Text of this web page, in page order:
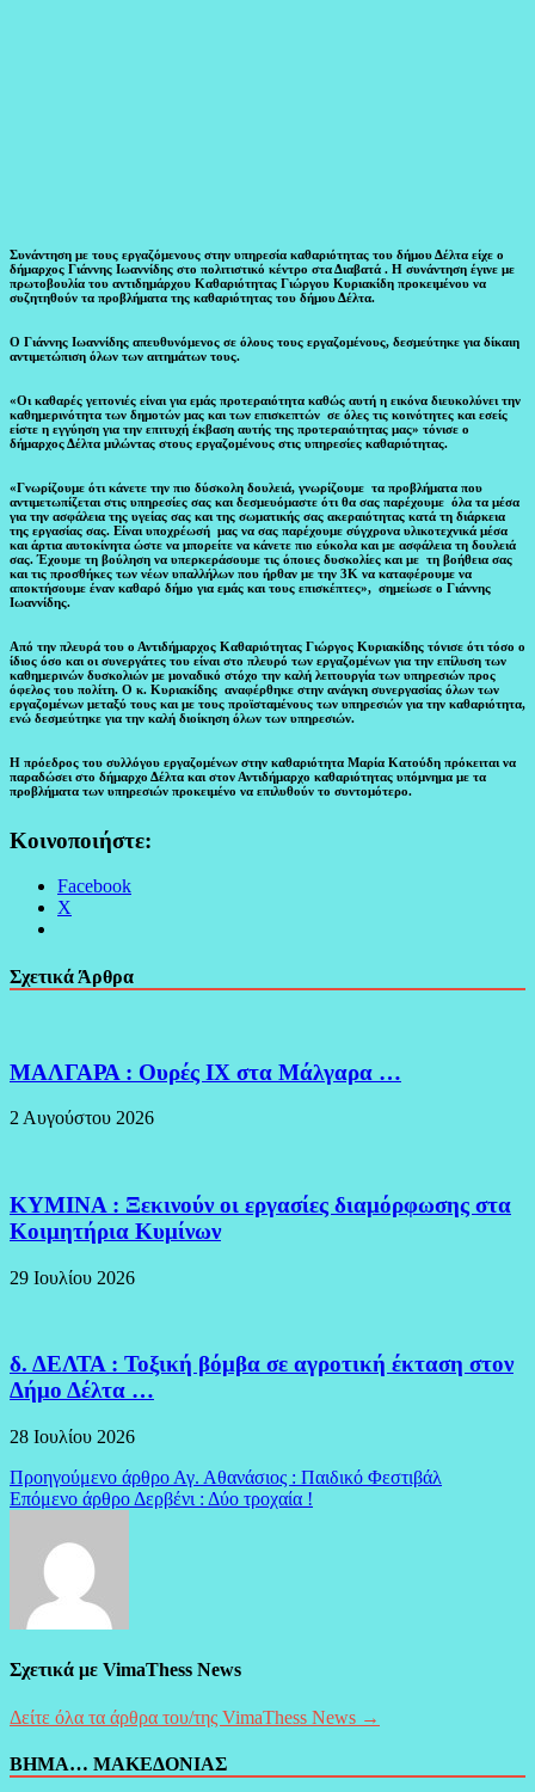
Συνάντηση με τους εργαζόμενους στην υπηρεσία καθαριότητας του δήμου Δέλτα είχε ο
δήμαρχος Γιάννης Ιωαννίδης στο πολιτιστικό κέντρο στα Διαβατά . Η συνάντηση έγινε με
πρωτοβουλία του αντιδημάρχου Καθαριότητας Γιώργου Κυριακίδη προκειμένου να
συζητηθούν τα προβλήματα της καθαριότητας του δήμου Δέλτα.
Ο Γιάννης Ιωαννίδης απευθυνόμενος σε όλους τους εργαζομένους, δεσμεύτηκε για δίκαιη
αντιμετώπιση όλων των αιτημάτων τους.
«Οι καθαρές γειτονιές είναι για εμάς προτεραιότητα καθώς αυτή η εικόνα διευκολύνει την
καθημερινότητα των δημοτών μας και των επισκεπτών σε όλες τις κοινότητες και εσείς
είστε η εγγύηση για την επιτυχή έκβαση αυτής της προτεραιότητας μας» τόνισε ο
δήμαρχος Δέλτα μιλώντας στους εργαζομένους στις υπηρεσίες καθαριότητας.
«Γνωρίζουμε ότι κάνετε την πιο δύσκολη δουλειά, γνωρίζουμε τα προβλήματα που
αντιμετωπίζεται στις υπηρεσίες σας και δεσμευόμαστε ότι θα σας παρέχουμε όλα τα μέσα
για την ασφάλεια της υγείας σας και της σωματικής σας ακεραιότητας κατά τη διάρκεια
της εργασίας σας. Είναι υποχρέωσή μας να σας παρέχουμε σύγχρονα υλικοτεχνικά μέσα
και άρτια αυτοκίνητα ώστε να μπορείτε να κάνετε πιο εύκολα και με ασφάλεια τη δουλειά
σας. Έχουμε τη βούληση να υπερκεράσουμε τις όποιες δυσκολίες και με τη βοήθεια σας
και τις προσθήκες των νέων υπαλλήλων που ήρθαν με την 3Κ να καταφέρουμε να
αποκτήσουμε έναν καθαρό δήμο για εμάς και τους επισκέπτες», σημείωσε ο Γιάννης
Ιωαννίδης.
Από την πλευρά του ο Αντιδήμαρχος Καθαριότητας Γιώργος Κυριακίδης τόνισε ότι τόσο ο
ίδιος όσο και οι συνεργάτες του είναι στο πλευρό των εργαζομένων για την επίλυση των
καθημερινών δυσκολιών με μοναδικό στόχο την καλή λειτουργία των υπηρεσιών προς
όφελος του πολίτη. Ο κ. Κυριακίδης αναφέρθηκε στην ανάγκη συνεργασίας όλων των
εργαζομένων μεταξύ τους και με τους προϊσταμένους των υπηρεσιών για την καθαριότητα,
ενώ δεσμεύτηκε για την καλή διοίκηση όλων των υπηρεσιών.
Η πρόεδρος του συλλόγου εργαζομένων στην καθαριότητα Μαρία Κατούδη πρόκειται να
παραδώσει στο δήμαρχο Δέλτα και στον Αντιδήμαρχο καθαριότητας υπόμνημα με τα
προβλήματα των υπηρεσιών προκειμένο να επιλυθούν το συντομότερο.
Κοινοποιήστε:
Facebook
X
Σχετικά Άρθρα
ΜΑΛΓΑΡΑ : Ουρές ΙΧ στα Μάλγαρα …
2 Αυγούστου 2026
ΚΥΜΙΝΑ : Ξεκινούν οι εργασίες διαμόρφωσης στα
Κοιμητήρια Κυμίνων
29 Ιουλίου 2026
δ. ΔΕΛΤΑ : Τοξική βόμβα σε αγροτική έκταση στον
Δήμο Δέλτα …
28 Ιουλίου 2026
Πλοήγηση
άρθρων
Προηγούμενο άρθρο Αγ. Αθανάσιος : Παιδικό Φεστιβάλ
Επόμενο άρθρο Δερβένι : Δύο τροχαία !
Σχετικά με VimaThess News
Δείτε όλα τα άρθρα του/της VimaThess News →
ΒΗΜΑ… ΜΑΚΕΔΟΝΙΑΣ